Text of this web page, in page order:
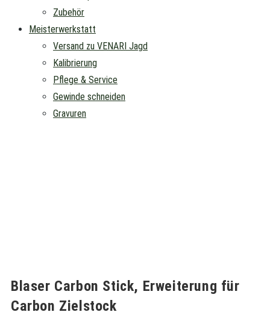
Zubehör
Meisterwerkstatt
Versand zu VENARI Jagd
Kalibrierung
Pflege & Service
Gewinde schneiden
Gravuren
Blaser Carbon Stick, Erweiterung für
Carbon Zielstock